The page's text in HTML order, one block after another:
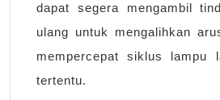
dapat segera mengambil
ulang untuk mengalihkan
mempercepat siklus lampu
tertentu.